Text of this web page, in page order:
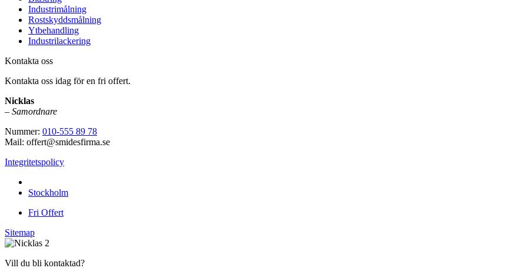
Industrimålning
Rostskyddsmålning
Ytbehandling
Industrilackering
Kontakta oss
Kontakta oss idag för en fri offert.
Nicklas
– Samordnare
Nummer: 010-555 89 78
Mail: offert@smidesfirma.se
Integritetspolicy
Stockholm
Fri Offert
Sitemap
Vill du bli kontaktad?